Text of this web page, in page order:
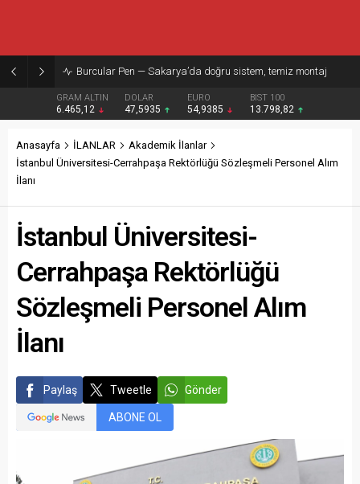
Burcular Pen — Sakarya’da doğru sistem, temiz montaj
GRAM ALTIN
6.465,12
DOLAR
47,5935
EURO
54,9385
BIST 100
13.798,82
Anasayfa İLANLAR
Akademik İlanlar
İstanbul Üniversitesi-Cerrahpaşa Rektörlüğü Sözleşmeli Personel Alım
İlanı
İstanbul Üniversitesi-
Cerrahpaşa Rektörlüğü
Sözleşmeli Personel Alım
İlanı
Paylaş Tweetle Gönder
ABONE OL